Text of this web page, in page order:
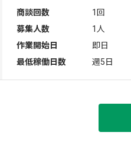
商談回数
1回
募集人数
1人
作業開始日
即日
最低稼働日数
週5日